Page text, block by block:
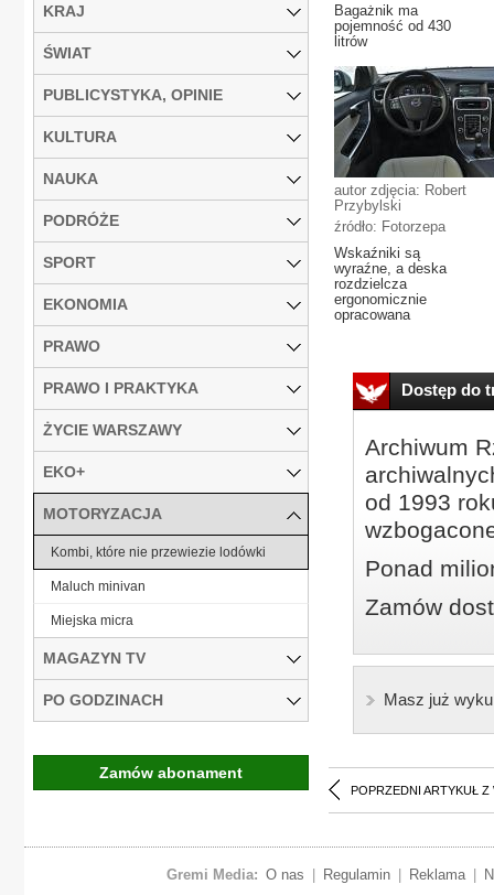
Bagażnik ma
pojemność od 430
litrów
autor zdjęcia: Robert
Przybylski
źródło: Fotorzepa
Wskaźniki są
wyraźne, a deska
rozdzielcza
ergonomicznie
opracowana
Dostęp do
Archiwum
od 1993
Ponad
Zamów
Masz już
POPRZEDNI ARTYKUŁ Z
KRAJ
ŚWIAT
PUBLICYSTYKA, OPINIE
KULTURA
NAUKA
PODRÓŻE
SPORT
EKONOMIA
PRAWO
PRAWO I PRAKTYKA
ŻYCIE WARSZAWY
EKO+
MOTORYZACJA
Kombi, które nie przewiezie lodówki
Maluch minivan
Miejska micra
MAGAZYN TV
PO GODZINACH
Zamów abonament
Gremi Media: O nas Regulamin Reklama